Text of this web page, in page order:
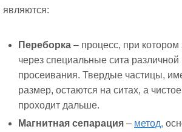
являются:
Переборка – процесс, при котором
через специальные сита различной
просеивания. Твердые частицы,
размер, остаются на ситах, а
проходит дальше.
Магнитная сепарация – метод,